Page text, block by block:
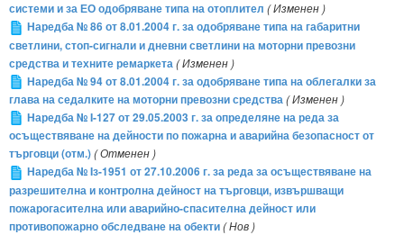
системи и за ЕО одобряване типа на отоплител ( Изменен )
Наредба № 86 от 8.01.2004 г. за одобряване типа на габаритни
светлини, стоп-сигнали и дневни светлини на моторни превозни
средства и техните ремаркета( Изменен )
Наредба № 94 от 8.01.2004 г. за одобряване типа на облегалки за
глава на седалките на моторни превозни средства( Изменен )
Наредба № I-127 от 29.05.2003 г. за определяне на реда за
осъществяване на дейности по пожарна и аварийна безопасност от
търговци (отм.)( Отменен )
Наредба № Iз-1951 от 27.10.2006 г. за реда за осъществяване на
разрешителна и контролна дейност на търговци, извършващи
пожарогасителна или аварийно-спасителна дейност или
противопожарно обследване на обекти( Нов )